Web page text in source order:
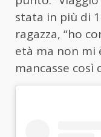
stata in più di
ragazza, “ho
età ma non mi
mancasse così